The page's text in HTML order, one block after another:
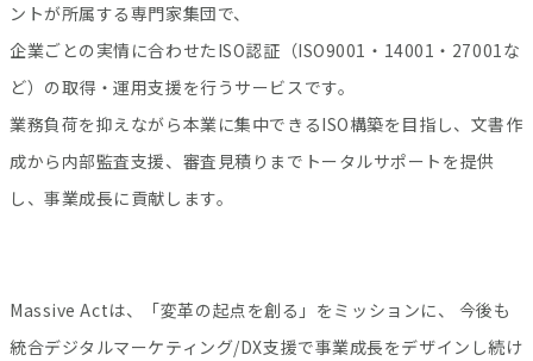
ントが所属する専門家集団で、
企業ごとの実情に合わせたISO認証（ISO9001・14001・27001な
ど）の取得・運用支援を行うサービスです。
業務負荷を抑えながら本業に集中できるISO構築を目指し、文書作
成から内部監査支援、審査見積りまでトータルサポートを提供
し、事業成長に貢献します。
Massive Actは、「変革の起点を創る」をミッションに、 今後も
統合デジタルマーケティング/DX支援で事業成長をデザインし続け